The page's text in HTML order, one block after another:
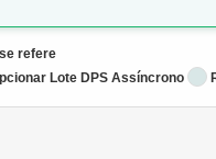
refere
Lote DPS Assíncrono